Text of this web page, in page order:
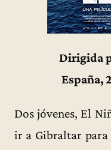
Dirigida
España,
Dos jóvenes, El
ir a Gibraltar para